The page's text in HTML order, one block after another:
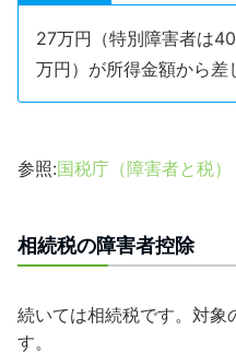
27万円（特別障害者は
万円）が所得金額から差
参照:国税庁（障害者と税）
相続税の障害者控除
続いては相続税です。対象
す。